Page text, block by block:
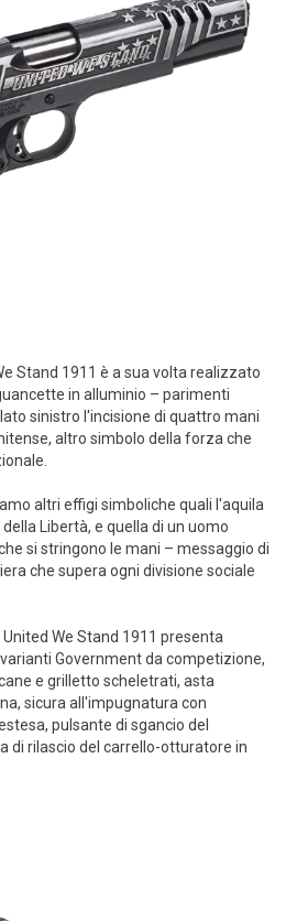
Stand 1911 è a sua volta realizzato
in alluminio – parimenti
sinistro l'incisione di quattro mani
altro simbolo della forza che
altri effigi simboliche quali l'aquila
Libertà, e quella di un uomo
si stringono le mani – messaggio di
che supera ogni divisione sociale
We Stand 1911 presenta
Government da competizione,
e grilletto scheletrati, asta
sicura all'impugnatura con
pulsante di sgancio del
di rilascio del carrello-otturatore in